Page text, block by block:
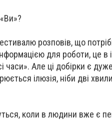
розповів, що
для роботи, це в
часи». Але ці добірки є
ілюзія, ніби дві
коли в людини вже є